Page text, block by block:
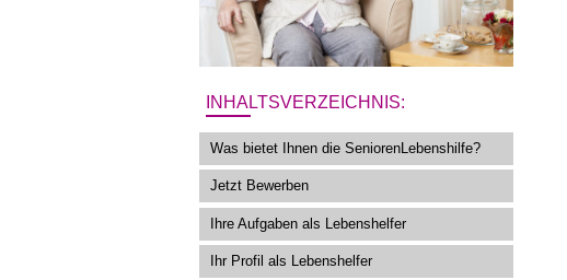
INHALTSVERZEICHNIS:
Was bietet Ihnen die SeniorenLebenshilfe?
Jetzt Bewerben
Ihre Aufgaben als Lebenshelfer
Ihr Profil als Lebenshelfer